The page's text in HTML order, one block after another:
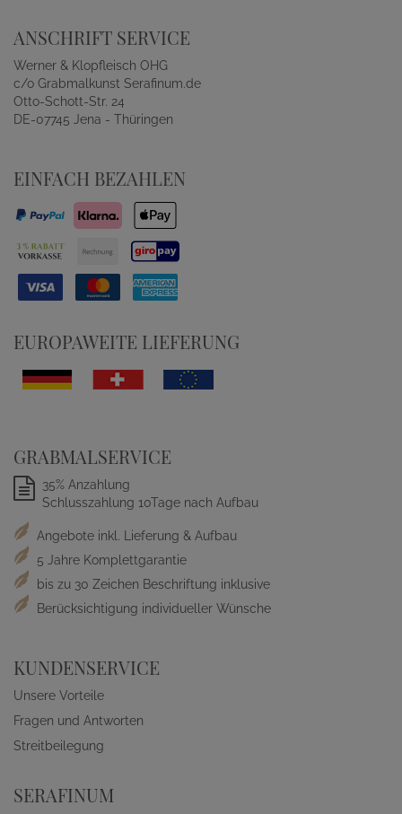
ANSCHRIFT SERVICE
Werner & Klopfleisch OHG
c/o Grabmalkunst Serafinum.de
Otto-Schott-Str. 24
DE-07745 Jena - Thüringen
EINFACH BEZAHLEN
EUROPAWEITE LIEFERUNG
GRABMALSERVICE
35% Anzahlung
Schlusszahlung 10Tage nach Aufbau
Angebote inkl. Lieferung & Aufbau
5 Jahre Komplettgarantie
bis zu 30 Zeichen Beschriftung inklusive
Berücksichtigung individueller Wünsche
KUNDENSERVICE
Unsere Vorteile
Fragen und Antworten
Streitbeilegung
SERAFINUM